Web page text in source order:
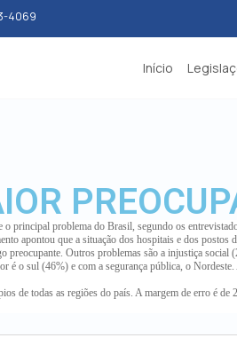
4069
Início
o principal problema do Brasil, segundo os
apontou que a situação dos hospitais e dos
preocupante. Outros problemas são a injustiça
é o sul (46%) e com a segurança pública, o
de todas as regiões do país. A margem de erro é de